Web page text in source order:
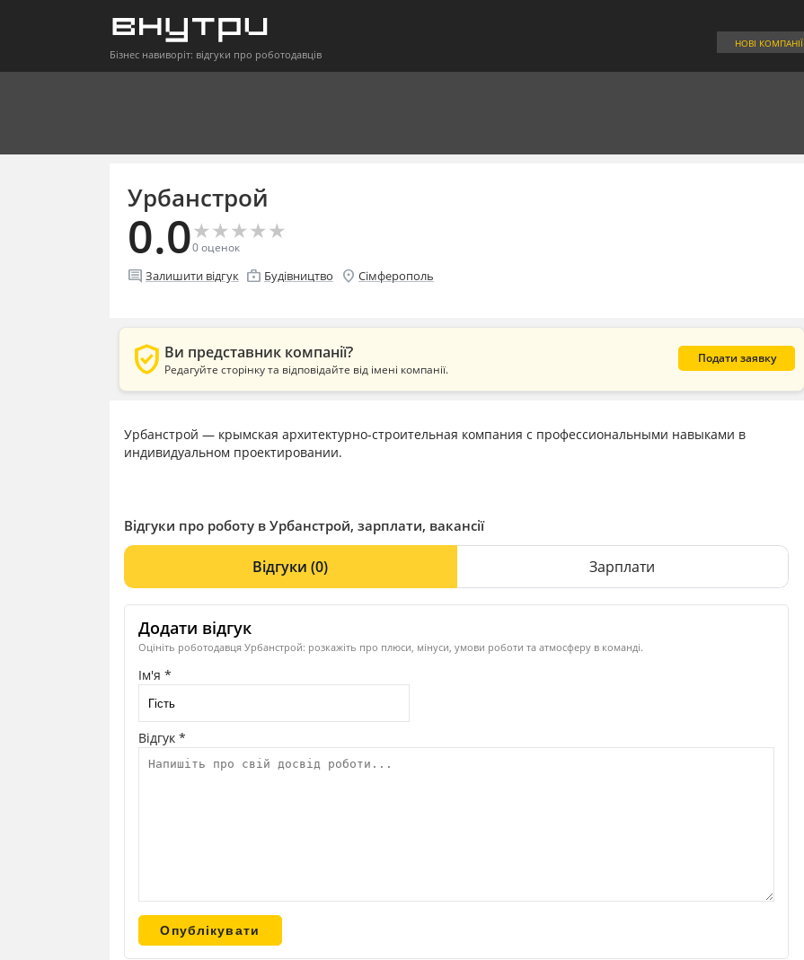
Бізнес навиворіт: відгуки про роботодавців
НОВІ КОМПАНІЇ
Урбанстрой
0.0★
★★
★★
★★
★★
★
0оценок
comment Залишити відгук enterprise Будівництво location_on Сімферополь
verified_user Ви представник компанії?
Редагуйте сторінку та відповідайте від імені компанії.
Подати заявку
Урбанстрой — крымская архитектурно-строительная компания с профессиональными навыками в
индивидуальном проектировании.
Відгуки про роботу в Урбанстрой, зарплати, вакансії
Відгуки(0) Зарплати
Додати відгук
Оцініть роботодавця Урбанстрой: розкажіть про плюси, мінуси, умови роботи та атмосферу в команді.
Ім'я *
Відгук *